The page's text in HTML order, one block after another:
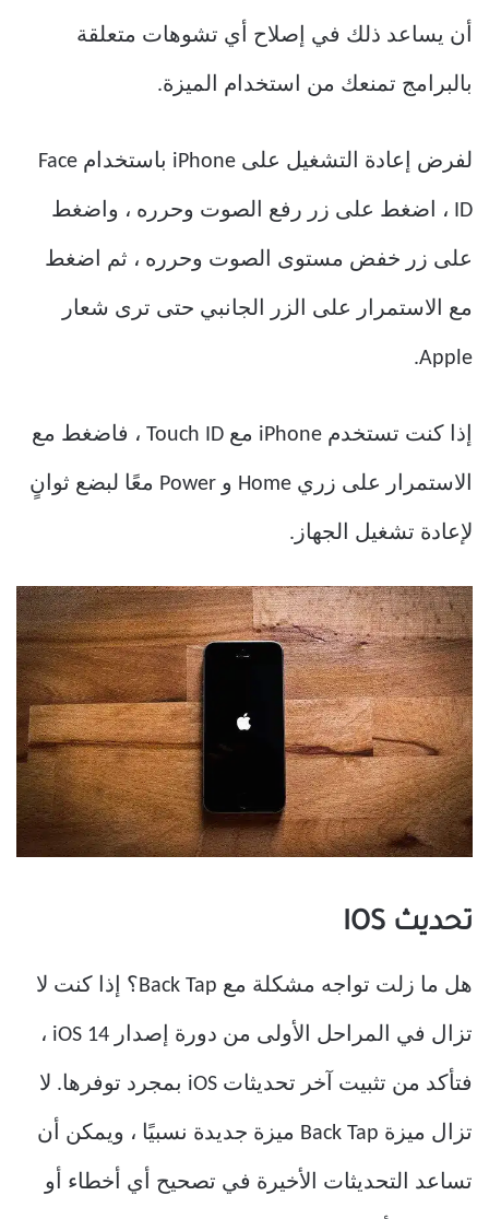
أن يساعد ذلك في إصلاح أي تشوهات متعلقة
بالبرامج تمنعك من استخدام الميزة.
لفرض إعادة التشغيل على iPhone باستخدام Face
ID ، اضغط على زر رفع الصوت وحرره ، واضغط
على زر خفض مستوى الصوت وحرره ، ثم اضغط
مع الاستمرار على الزر الجانبي حتى ترى شعار
Apple.
إذا كنت تستخدم iPhone مع Touch ID ، فاضغط مع
الاستمرار على زري Home و Power معًا لبضع ثوانٍ
لإعادة تشغيل الجهاز.
تحديث IOS
هل ما زلت تواجه مشكلة مع Back Tap؟ إذا كنت لا
تزال في المراحل الأولى من دورة إصدار iOS 14 ،
فتأكد من تثبيت آخر تحديثات iOS بمجرد توفرها. لا
تزال ميزة Back Tap ميزة جديدة نسبيًا ، ويمكن أن
تساعد التحديثات الأخيرة في تصحيح أي أخطاء أو